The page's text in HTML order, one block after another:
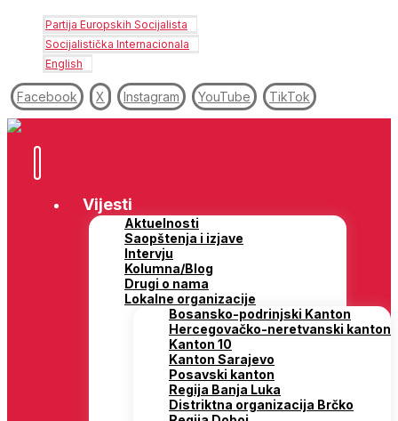
Partija Europskih Socijalista
Socijalistička Internacionala
English
Facebook X Instagram YouTube TikTok
Vijesti
Aktuelnosti
Saopštenja i izjave
Intervju
Kolumna/Blog
Drugi o nama
Lokalne organizacije
Bosansko-podrinjski Kanton
Hercegovačko-neretvanski kanton
Kanton 10
Kanton Sarajevo
Posavski kanton
Regija Banja Luka
Distriktna organizacija Brčko